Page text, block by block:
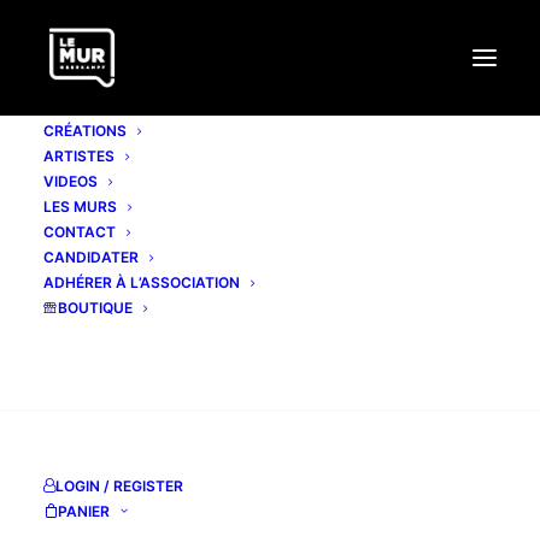
CRÉATIONS
ARTISTES
VIDEOS
LES MURS
CONTACT
CANDIDATER
ADHÉRER À L’ASSOCIATION
BOUTIQUE
LOGIN / REGISTER
PANIER
AUGUSTINE KOFIE
www.augustinekofie.info